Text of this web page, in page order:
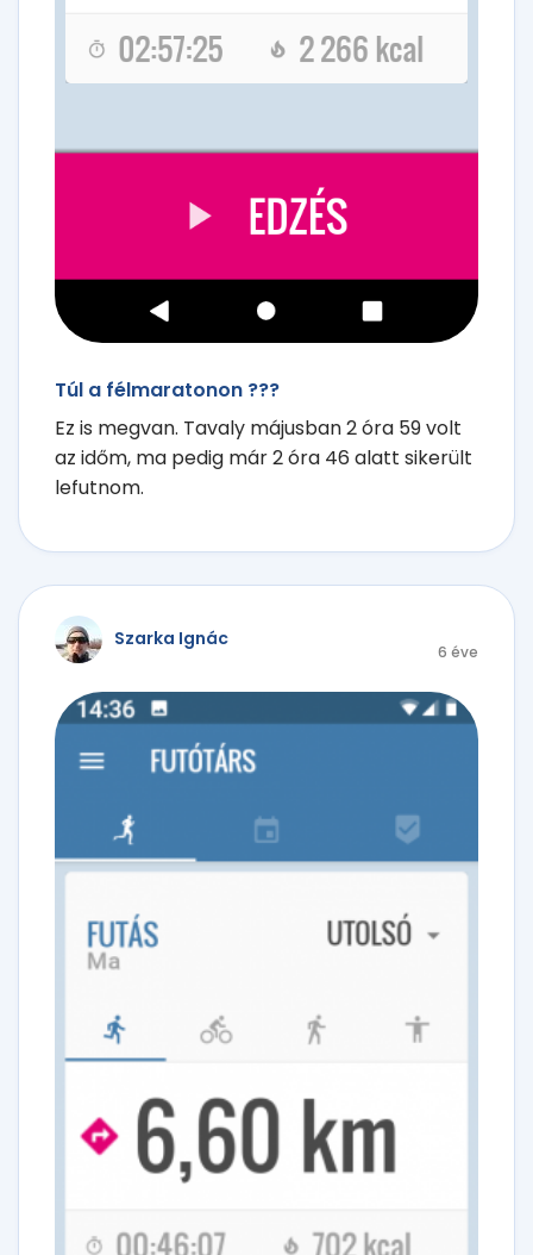
Túl a félmaratonon ???
Ez is megvan. Tavaly májusban 2 óra 59 volt
az időm, ma pedig már 2 óra 46 alatt sikerült
lefutnom.
Szarka Ignác
6 éve